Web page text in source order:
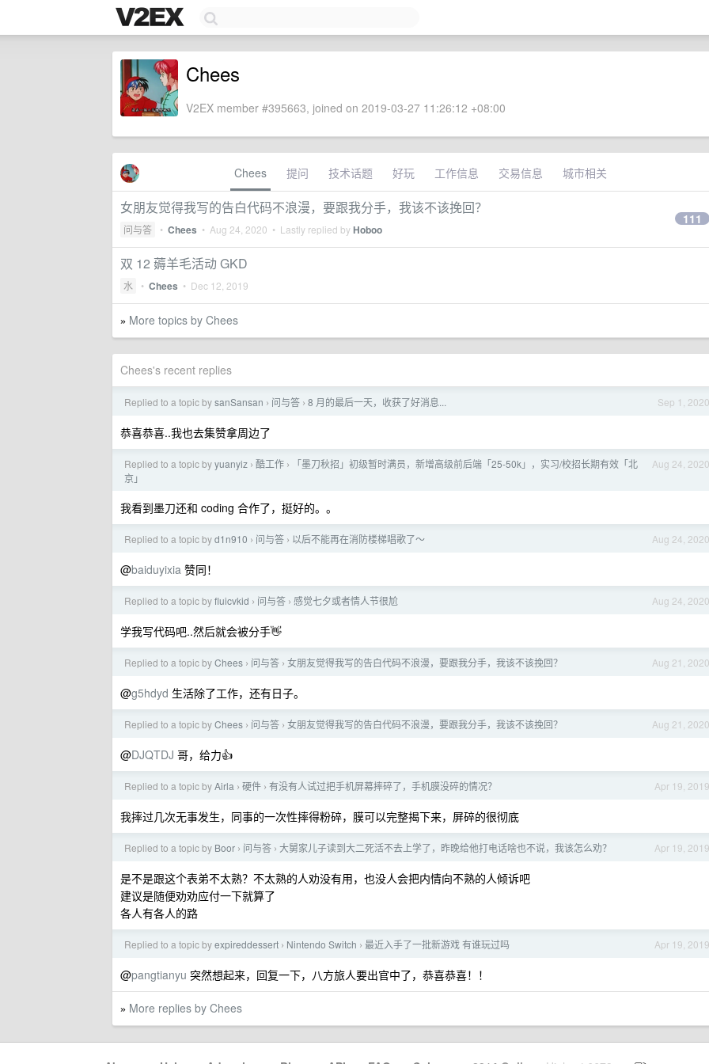
Chees
V2EX member #395663, joined on 2019-03-27 11:26:12 +08:00
Chees 提问 技术话题 好玩 工作信息 交易信息 城市相关
女朋友觉得我写的告白代码不浪漫，要跟我分手，我该不该挽回？
问与答 • Chees • Aug 24, 2020 • Lastly replied byHoboo
111
双 12 薅羊毛活动 GKD
水 • Chees • Dec 12, 2019
» More topics by Chees
Chees's recent replies
Sep 1, 2020
Replied to a topic bysanSansan › 问与答 › 8 月的最后一天，收获了好消息...
恭喜恭喜..我也去集赞拿周边了
Aug 24, 2020
Replied to a topic byyuanyiz › 酷工作 ›
「墨刀秋招」初级暂时满员，新增高级前后端「25-50k」，实习/校招长期有效「北
京」
我看到墨刀还和 coding 合作了，挺好的。。
Aug 24, 2020
Replied to a topic byd1n910 › 问与答 › 以后不能再在消防楼梯唱歌了～
@baiduyixia 赞同！
Aug 24, 2020
Replied to a topic byfluicvkid › 问与答 › 感觉七夕或者情人节很尬
学我写代码吧..然后就会被分手👋
Aug 21, 2020
Replied to a topic byChees › 问与答 › 女朋友觉得我写的告白代码不浪漫，要跟我分手，我该不该挽回？
@g5hdyd 生活除了工作，还有日子。
Aug 21, 2020
Replied to a topic byChees › 问与答 › 女朋友觉得我写的告白代码不浪漫，要跟我分手，我该不该挽回？
@DJQTDJ 哥，给力👍
Apr 19, 2019
Replied to a topic byAirla › 硬件 › 有没有人试过把手机屏幕摔碎了，手机膜没碎的情况？
我摔过几次无事发生，同事的一次性摔得粉碎，膜可以完整揭下来，屏碎的很彻底
Apr 19, 2019
Replied to a topic by Boor › 问与答 › 大舅家儿子读到大二死活不去上学了，昨晚给他打电话啥也不说，我该怎么劝？
是不是跟这个表弟不太熟？不太熟的人劝没有用，也没人会把内情向不熟的人倾诉吧
建议是随便劝劝应付一下就算了
各人有各人的路
Apr 19, 2019
Replied to a topic byexpireddessert › Nintendo Switch › 最近入手了一批新游戏 有谁玩过吗
@pangtianyu 突然想起来，回复一下，八方旅人要出官中了，恭喜恭喜！！
» More replies by Chees